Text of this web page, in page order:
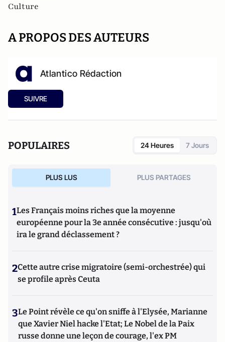
Culture
A PROPOS DES AUTEURS
Atlantico Rédaction
SUIVRE
POPULAIRES 24 Heures 7 Jours
PLUS LUS PLUS PARTAGES
1Les Français moins riches que la moyenne
européenne pour la 3e année consécutive : jusqu'où
ira le grand déclassement ?
2Cette autre crise migratoire (semi-orchestrée) qui
se profile après Ceuta
3Le Point révèle ce qu'on sniffe à l'Elysée, Marianne
que Xavier Niel hacke l'Etat; Le Nobel de la Paix
russe donne une leçon de courage, l'ex PM